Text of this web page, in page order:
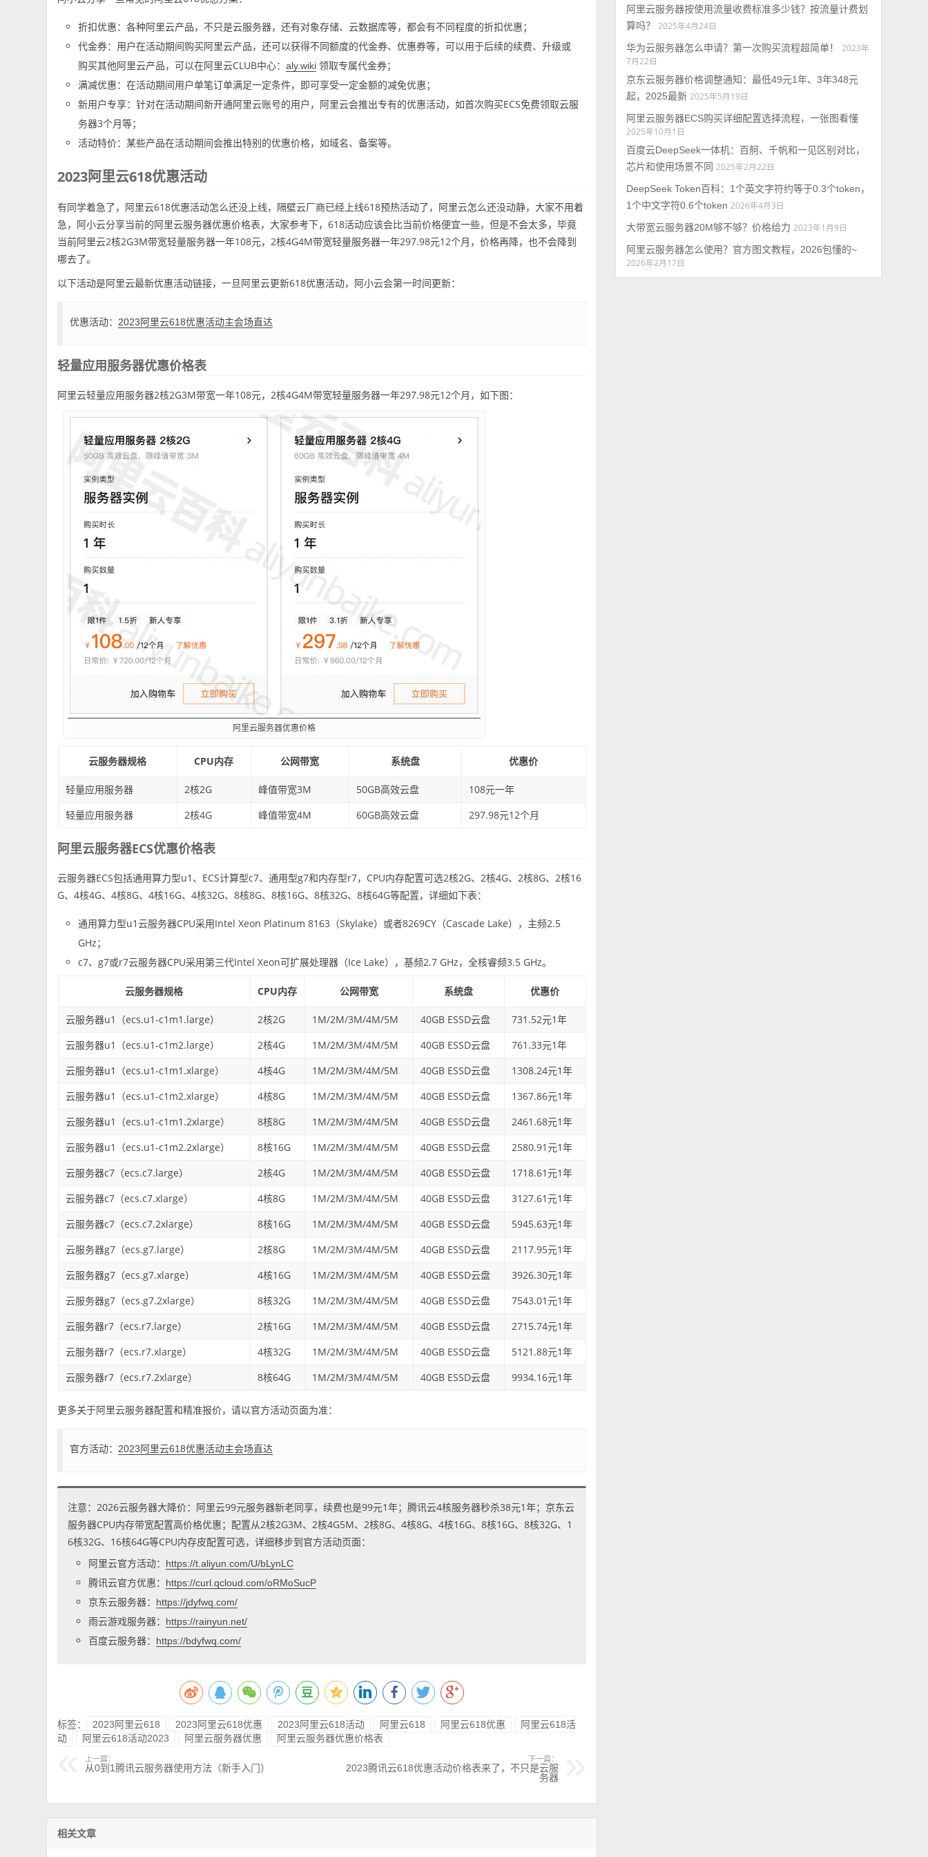
折扣优惠：各种阿里云产品，不只是云服务器，还有对象存储、云数据库等，都会有不同程度的折扣优惠；
代金券：用户在活动期间购买阿里云产品，还可以获得不同额度的代金券、优惠券等，可以用于后续的续费、升级或
购买其他阿里云产品，可以在阿里云CLUB中心：aly.wiki 领取专属代金券；
满减优惠：在活动期间用户单笔订单满足一定条件，即可享受一定金额的减免优惠；
新用户专享：针对在活动期间新开通阿里云账号的用户，阿里云会推出专有的优惠活动，如首次购买ECS免费领取云服
务器3个月等；
活动特价：某些产品在活动期间会推出特别的优惠价格，如域名、备案等。
2023阿里云618优惠活动
有同学着急了，阿里云618优惠活动怎么还没上线，隔壁云厂商已经上线618预热活动了，阿里云怎么还没动静，大家不用着
急，阿小云分享当前的阿里云服务器优惠价格表，大家参考下，618活动应该会比当前价格便宜一些，但是不会太多，毕竟
当前阿里云2核2G3M带宽轻量服务器一年108元，2核4G4M带宽轻量服务器一年297.98元12个月，价格再降，也不会降到
哪去了。
以下活动是阿里云最新优惠活动链接，一旦阿里云更新618优惠活动，阿小云会第一时间更新：
优惠活动：2023阿里云618优惠活动主会场直达
轻量应用服务器优惠价格表
阿里云轻量应用服务器2核2G3M带宽一年108元，2核4G4M带宽轻量服务器一年297.98元12个月，如下图：
阿里云服务器优惠价格
云服务器规格 CPU内存 公网带宽 系统盘 优惠价
轻量应用服务器 2核2G 峰值带宽3M 50GB高效云盘
108元一年
轻量应用服务器
2核4G 峰值带宽4M 60GB高效云盘 297.98元12个月
阿里云服务器ECS优惠价格表
云服务器ECS包括通用算力型u1、ECS计算型c7、通用型g7和内存型r7，CPU内存配置可选2核2G、2核4G、2核8G、2核16
G、4核4G、4核8G、4核16G、4核32G、8核8G、8核16G、8核32G、8核64G等配置，详细如下表：
通用算力型u1云服务器CPU采用Intel Xeon Platinum 8163（Skylake）或者8269CY（Cascade Lake），主频2.5
GHz；
c7、g7或r7云服务器CPU采用第三代Intel Xeon可扩展处理器（Ice Lake），基频2.7 GHz，全核睿频3.5 GHz。
云服务器规格 CPU内存 公网带宽 系统盘 优惠价
云服务器u1（ecs.u1-c1m1.large） 2核2G 1M/2M/3M/4M/5M 40GB ESSD云盘
731.52元1年
云服务器u1（ecs.u1-c1m2.large）
2核4G 1M/2M/3M/4M/5M 40GB ESSD云盘
761.33元1年
云服务器u1（ecs.u1-c1m1.xlarge）
4核4G 1M/2M/3M/4M/5M 40GB ESSD云盘
1308.24元1年
云服务器u1（ecs.u1-c1m2.xlarge）
4核8G 1M/2M/3M/4M/5M 40GB ESSD云盘
1367.86元1年
云服务器u1（ecs.u1-c1m1.2xlarge）
8核8G 1M/2M/3M/4M/5M 40GB ESSD云盘
2461.68元1年
云服务器u1（ecs.u1-c1m2.2xlarge）
8核16G 1M/2M/3M/4M/5M 40GB ESSD云盘
2580.91元1年
云服务器c7（ecs.c7.large）
2核4G 1M/2M/3M/4M/5M 40GB ESSD云盘
1718.61元1年
云服务器c7（ecs.c7.xlarge）
4核8G 1M/2M/3M/4M/5M 40GB ESSD云盘
3127.61元1年
云服务器c7（ecs.c7.2xlarge）
8核16G 1M/2M/3M/4M/5M 40GB ESSD云盘
5945.63元1年
云服务器g7（ecs.g7.large）
2核8G 1M/2M/3M/4M/5M 40GB ESSD云盘
2117.95元1年
云服务器g7（ecs.g7.xlarge）
4核16G 1M/2M/3M/4M/5M 40GB ESSD云盘
3926.30元1年
云服务器g7（ecs.g7.2xlarge）
8核32G 1M/2M/3M/4M/5M 40GB ESSD云盘
7543.01元1年
云服务器r7（ecs.r7.large）
2核16G 1M/2M/3M/4M/5M 40GB ESSD云盘
2715.74元1年
云服务器r7（ecs.r7.xlarge）
4核32G 1M/2M/3M/4M/5M 40GB ESSD云盘
5121.88元1年
云服务器r7（ecs.r7.2xlarge）
8核64G 1M/2M/3M/4M/5M 40GB ESSD云盘 9934.16元1年
更多关于阿里云服务器配置和精准报价，请以官方活动页面为准：
官方活动：2023阿里云618优惠活动主会场直达
注意：2026云服务器大降价：阿里云99元服务器新老同享，续费也是99元1年；腾讯云4核服务器秒杀38元1年；京东云
服务器CPU内存带宽配置高价格优惠；配置从2核2G3M、2核4G5M、2核8G、4核8G、4核16G、8核16G、8核32G、1
6核32G、16核64G等CPU内存皮配置可选，详细移步到官方活动页面：
阿里云官方活动：
https://t.aliyun.com/U/bLynLC
腾讯云官方优惠： https://curl.qcloud.com/oRMoSucP
京东云服务器： https://jdyfwq.com/
雨云游戏服务器： https://rainyun.net/
百度云服务器： https://bdyfwq.com/
标签： 2023阿里云618 2023阿里云618优惠 2023阿里云618活动 阿里云618 阿里云618优惠
阿里云618活
动
阿里云618活动2023 阿里云服务器优惠 阿里云服务器优惠价格表
上一篇：
从0到1腾讯云服务器使用方法（新手入门）
下一篇：
2023腾讯云618优惠活动价格表来了，不只是云服
务器
相关文章
阿里云服务器按使用流量收费标准多少钱？按流量计费划
算吗？
2025年4月24日
华为云服务器怎么申请？第一次购买流程超简单！
2023年
7月22日
京东云服务器价格调整通知：最低49元1年、3年348元
起，2025最新 2025年5月19日
阿里云服务器ECS购买详细配置选择流程，一张图看懂
2025年10月1日
百度云DeepSeek一体机：百舸、千帆和一见区别对比，
芯片和使用场景不同 2025年2月22日
DeepSeek Token百科：1个英文字符约等于0.3个token，
1个中文字符0.6个token 2026年4月3日
大带宽云服务器20M够不够？价格给力 2023年1月9日
阿里云服务器怎么使用？官方图文教程，2026包懂的~
2026年2月17日